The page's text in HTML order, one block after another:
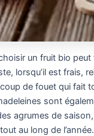
un fruit bio peut
lorsqu’il est frais,
de fouet qui fait
sont
agrumes de
au long de l’année.